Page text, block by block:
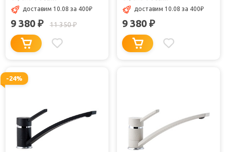
доставим 10.08 за 400₽
9 380 ₽ 11 350₽
доставим 10.08 за 400₽
9 380 ₽
-24%